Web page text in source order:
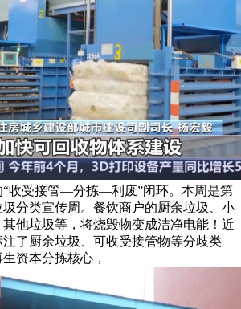
“收受接管—分拣—利废”闭环。本周是第
圾分类宣传周。餐饮商户的厨余垃圾、小
他垃圾等，将烧毁物变成洁净电能！近
了厨余垃圾、可收受接管物等分歧类
资本分拣核心，